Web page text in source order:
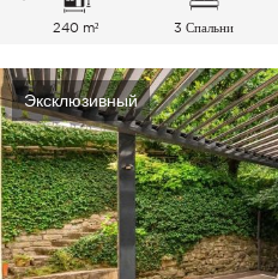
240 m² 3 Спальни
Эксклюзивный